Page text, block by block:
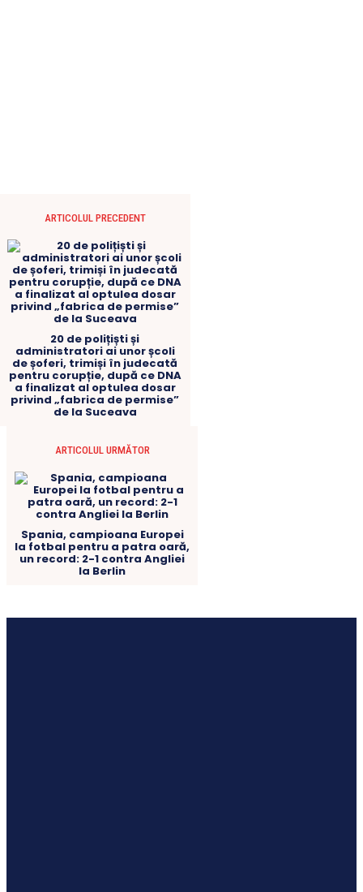
ARTICOLUL PRECEDENT
20 de polițiști și
administratori ai unor școli
de șoferi, trimiși în judecată
pentru corupție, după ce DNA
a finalizat al optulea dosar
privind „fabrica de permise”
de la Suceava
ARTICOLUL URMĂTOR
Spania, campioana Europei
la fotbal pentru a patra oară,
un record: 2-1 contra Angliei
la Berlin